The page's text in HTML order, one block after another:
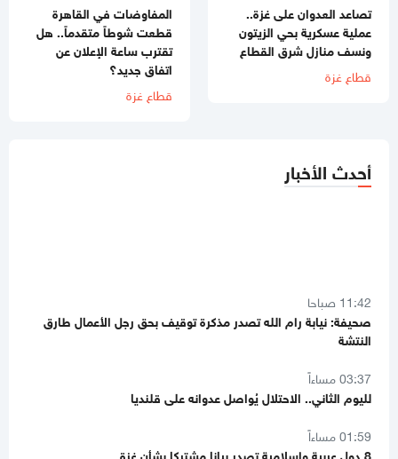
تصاعد العدوان على غزة..
عملية عسكرية بحي الزيتون
ونسف منازل شرق القطاع
قطاع غزة
المفاوضات في القاهرة
قطعت شوطاً متقدماً.. هل
تقترب ساعة الإعلان عن
اتفاق جديد؟
قطاع غزة
أحدث الأخبار
النتشة
03:37 مساءاً
01:59 مساءاً